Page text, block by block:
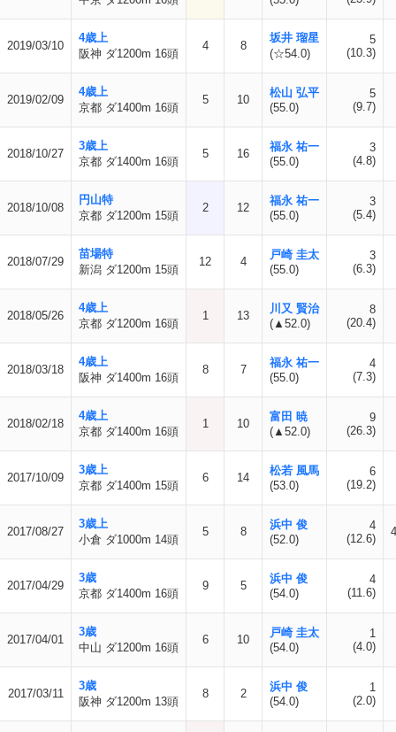
2019/03/10
4歳上
阪神 ダ1200m 16頭
4 8
坂井 瑠星
(☆54.0)
5
(10.3)
2019/02/09
4歳上
京都 ダ1400m 16頭
5 10
松山 弘平
(55.0)
5
(9.7)
2018/10/27
3歳上
京都 ダ1400m 16頭
5 16
福永 祐一
(55.0)
3
(4.8)
2018/10/08
円山特
京都 ダ1200m 15頭
2 12
福永 祐一
(55.0)
3
(5.4)
2018/07/29
苗場特
新潟 ダ1200m 15頭
12 4
戸崎 圭太
(55.0)
3
(6.3)
2018/05/26
4歳上
京都 ダ1200m 16頭
1 13
川又 賢治
(▲52.0)
8
(20.4)
2018/03/18
4歳上
阪神 ダ1400m 16頭
8 7
福永 祐一
(55.0)
4
(7.3)
2018/02/18
4歳上
京都 ダ1400m 16頭
1 10
富田 暁
(▲52.0)
9
(26.3)
2017/10/09
3歳上
京都 ダ1400m 15頭
6 14
松若 風馬
(53.0)
6
(19.2)
2017/08/27
3歳上
小倉 ダ1000m 14頭
5 8
浜中 俊
(52.0)
4
(12.6)
2017/04/29
3歳
京都 ダ1400m 16頭
9 5
浜中 俊
(54.0)
4
(11.6)
2017/04/01
3歳
中山 ダ1200m 16頭
6 10
戸崎 圭太
(54.0)
1
(4.0)
2017/03/11
3歳
阪神 ダ1200m 13頭
8 2
浜中 俊
(54.0)
1
(2.0)